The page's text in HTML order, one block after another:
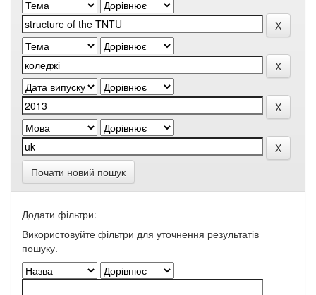
Почати новий пошук
Додати фільтри:
Використовуйте фільтри для уточнення результатів
пошуку.